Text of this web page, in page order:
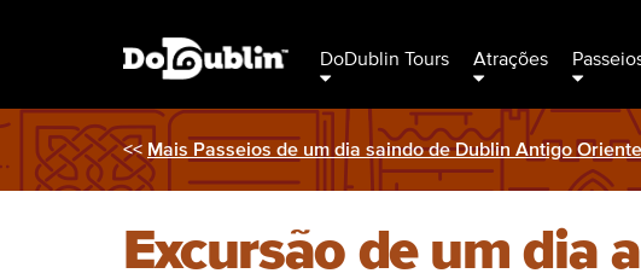
DoDublin Tours Atrações
<< Mais Passeios de um dia saindo de Dublin Antigo
Excursão de um dia